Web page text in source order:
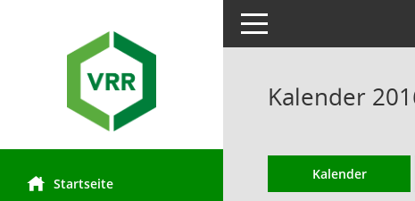
Startseite
Toggle navigation
Kalender
Kalender